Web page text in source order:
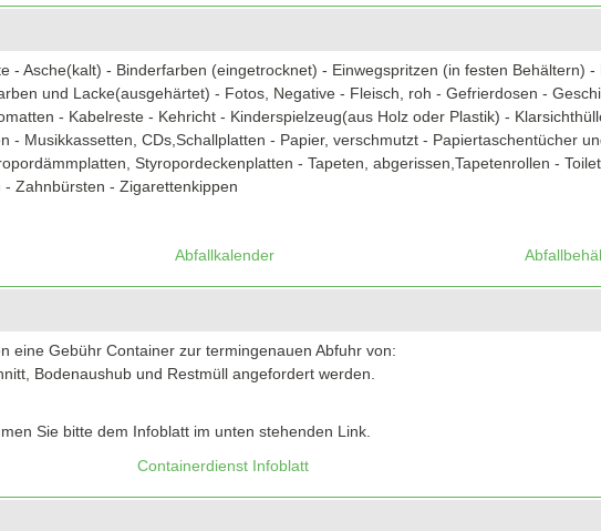
- Asche(kalt) - Binderfarben (eingetrocknet) - Einwegspritzen (in festen Behältern) -
und Lacke(ausgehärtet) - Fotos, Negative - Fleisch, roh - Gefrierdosen -
- Kabelreste - Kehricht - Kinderspielzeug(aus Holz oder Plastik) -
- Musikkassetten, CDs,Schallplatten - Papier, verschmutzt - Papiertaschentücher
Styropordeckenplatten - Tapeten, abgerissen,Tapetenrollen -
Zahnbürsten - Zigarettenkippen
Abfallkalender
eine Gebühr Container zur termingenauen Abfuhr von:
Bodenaushub und Restmüll angefordert werden.
Sie bitte dem Infoblatt im unten stehenden Link.
Containerdienst Infoblatt